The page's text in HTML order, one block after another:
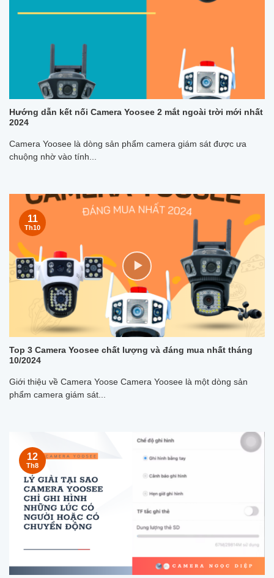
Hướng dẫn kết nối Camera Yoosee 2 mắt ngoài trời mới nhất
2024
Camera Yoosee là dòng sản phẩm camera giám sát được ưa
chuộng nhờ vào tính...
Top 3 Camera Yoosee chất lượng và đáng mua nhất tháng
10/2024
Giới thiệu về Camera Yoose Camera Yoosee là một dòng sản
phẩm camera giám sát...
11
Th10
12
Th8